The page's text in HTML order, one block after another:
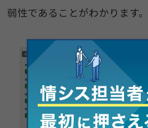
弱性であることがわかります。